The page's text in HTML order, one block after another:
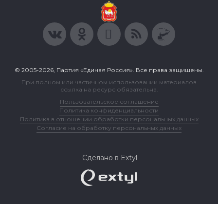
© 2005-2026, Партия «Единая Россия». Все права защищены.
При полном или частичном использовании материалов
ссылка на ресурс обязательна.
Пользовательское соглашение
Политика конфиденциальности
Политика в отношении обработки персональных данных
Согласие на обработку персональных данных
Сделано в Extyl